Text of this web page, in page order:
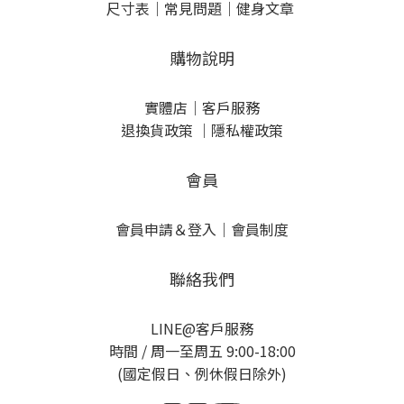
尺寸表 ｜ 常見問題 ｜ 健身文章
購物說明
實體店 ｜ 客戶服務
退換貨政策 ｜ 隱私權政策
會員
會員申請＆登入 ｜ 會員制度
聯絡我們
LINE@客戶服務
時間 / 周一至周五 9:00-18:00
(國定假日、例休假日除外)